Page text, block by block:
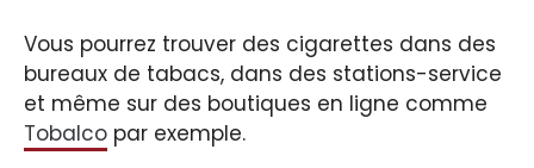
Vous pourrez trouver des cigarettes dans des
bureaux de tabacs, dans des stations-service
et même sur des boutiques en ligne comme
Tobalco par exemple.